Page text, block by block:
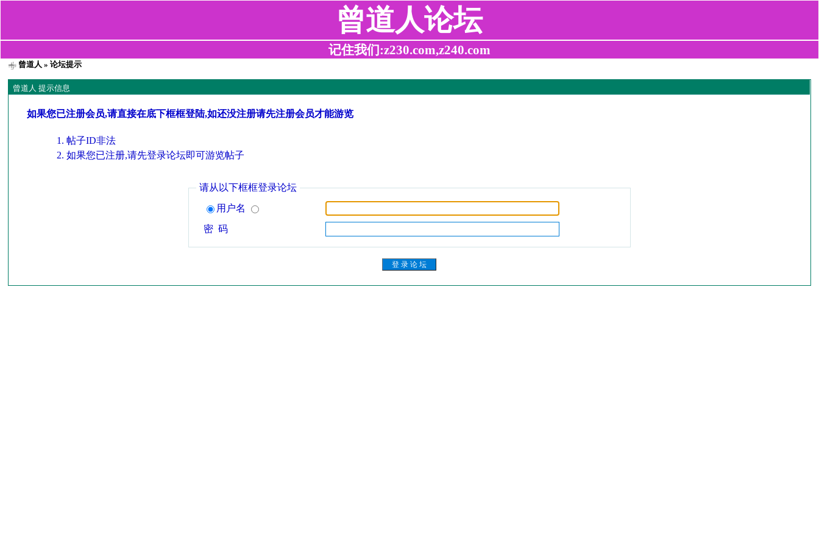
曾道人论坛
记住我们:z230.com,z240.com
曾道人 » 论坛提示
曾道人 提示信息
如果您已注册会员,请直接在底下框框登陆,如还没注册请先注册会员才能游览
帖子ID非法
如果您已注册,请先登录论坛即可游览帖子
请从以下框框登录论坛
用户名
密 码